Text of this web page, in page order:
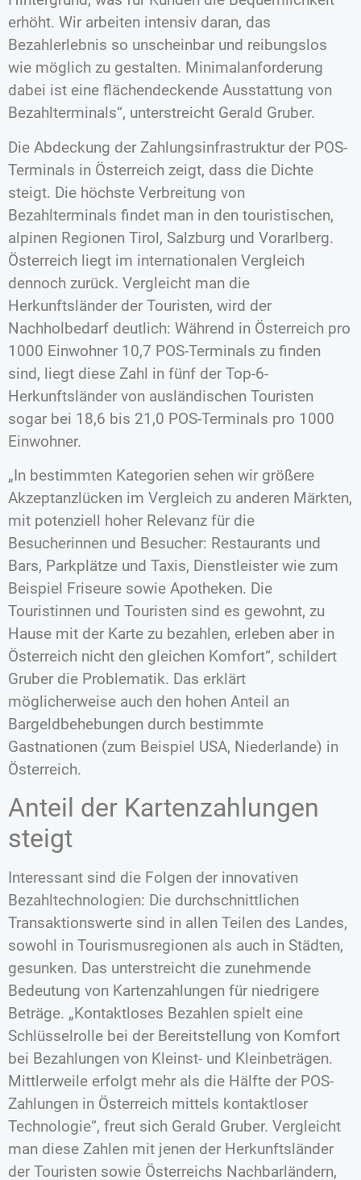
erhöht. Wir arbeiten intensiv daran, das
Bezahlerlebnis so unscheinbar und reibungslos
wie möglich zu gestalten. Minimalanforderung
dabei ist eine flächendeckende Ausstattung von
Bezahlterminals“, unterstreicht Gerald Gruber.
Die Abdeckung der Zahlungsinfrastruktur der POS-
Terminals in Österreich zeigt, dass die Dichte
steigt. Die höchste Verbreitung von
Bezahlterminals findet man in den touristischen,
alpinen Regionen Tirol, Salzburg und Vorarlberg.
Österreich liegt im internationalen Vergleich
dennoch zurück. Vergleicht man die
Herkunftsländer der Touristen, wird der
Nachholbedarf deutlich: Während in Österreich pro
1000 Einwohner 10,7 POS-Terminals zu finden
sind, liegt diese Zahl in fünf der Top-6-
Herkunftsländer von ausländischen Touristen
sogar bei 18,6 bis 21,0 POS-Terminals pro 1000
Einwohner.
„In bestimmten Kategorien sehen wir größere
Akzeptanzlücken im Vergleich zu anderen Märkten,
mit potenziell hoher Relevanz für die
Besucherinnen und Besucher: Restaurants und
Bars, Parkplätze und Taxis, Dienstleister wie zum
Beispiel Friseure sowie Apotheken. Die
Touristinnen und Touristen sind es gewohnt, zu
Hause mit der Karte zu bezahlen, erleben aber in
Österreich nicht den gleichen Komfort“, schildert
Gruber die Problematik. Das erklärt
möglicherweise auch den hohen Anteil an
Bargeldbehebungen durch bestimmte
Gastnationen (zum Beispiel USA, Niederlande) in
Österreich.
Anteil der Kartenzahlungen
steigt
Interessant sind die Folgen der innovativen
Bezahltechnologien: Die durchschnittlichen
Transaktionswerte sind in allen Teilen des Landes,
sowohl in Tourismusregionen als auch in Städten,
gesunken. Das unterstreicht die zunehmende
Bedeutung von Kartenzahlungen für niedrigere
Beträge. „Kontaktloses Bezahlen spielt eine
Schlüsselrolle bei der Bereitstellung von Komfort
bei Bezahlungen von Kleinst- und Kleinbeträgen.
Mittlerweile erfolgt mehr als die Hälfte der POS-
Zahlungen in Österreich mittels kontaktloser
Technologie“, freut sich Gerald Gruber. Vergleicht
man diese Zahlen mit jenen der Herkunftsländer
der Touristen sowie Österreichs Nachbarländern,